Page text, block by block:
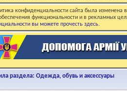
конфиденциальности сайта была изменена в
функциональности и в рекламных
вы можете прочесть здесь.
раздела: Одежда, обувь и аксессуары